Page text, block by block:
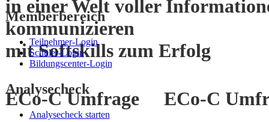
in einer Welt voller
kommunizieren
mitSoftskillszum Erfolg
ECo-C Umfrage ECo-C
Memberbereich
Teilnehmer-Login
Schüler-Login
Bildungscenter-Login
Analysecheck
Analysecheck starten